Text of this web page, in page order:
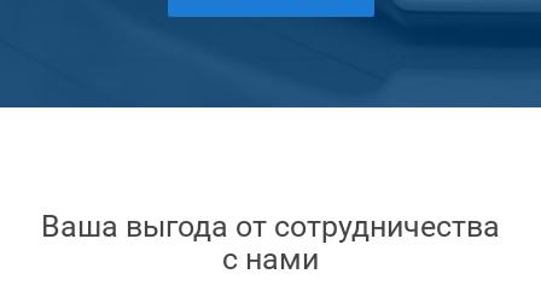
Ваша выгода от сотрудничества
с нами